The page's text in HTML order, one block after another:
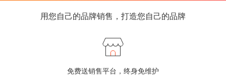
用您自己的品牌销售，打造您自己的品牌
免费送销售平台，终身免维护